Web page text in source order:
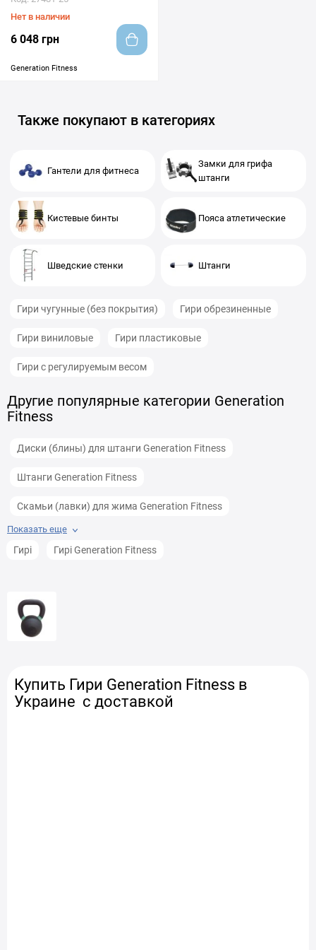
Нет в наличии
6 048 грн
Generation Fitness
Также покупают в категориях
Гантели для фитнеса
Замки для грифа
штанги
Кистевые бинты Пояса атлетические
Шведские стенки Штанги
Гири чугунные (без покрытия) Гири обрезиненные
Гири виниловые Гири пластиковые
Гири с регулируемым весом
Другие популярные категории Generation
Fitness
Диски (блины) для штанги Generation Fitness
Штанги Generation Fitness
Скамьи (лавки) для жима Generation Fitness
Гребные тренажеры Generation Fitness
Гантельные ряды Generation Fitness
Показать еще
Гирі Гирі Generation Fitness
Купить Гири Generation Fitness в
Украине с доставкой